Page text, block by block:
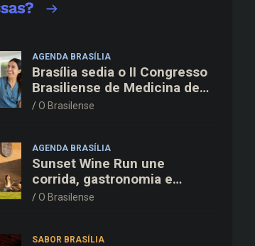
AGENDA BRASÍLIA
Brasília sedia o II Congresso
Brasiliense de Medicina de
Família e Comunidade na
O Brasilense
AGENDA BRASÍLIA
Sunset Wine Run une
corrida, gastronomia e
enoturismo na Vinícola
O Brasilense
SABOR BRASÍLIA